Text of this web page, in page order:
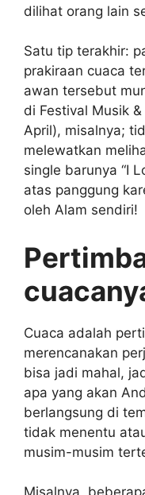
dilihat orang lain
Satu tip terakhir:
prakiraan cuaca
awan tersebut
di Festival Musik
April), misalnya;
melewatkan
single barunya “I
atas panggung
oleh Alam sendiri!
Cuaca adalah
merencanakan
bisa jadi mahal,
apa yang akan
berlangsung di
tidak menentu
musim-musim